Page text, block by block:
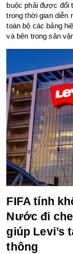
buộc phải được đổi
trong thời gian diễn
toàn bộ các bảng
và bên trong sân
FIFA tính
Nước đi
giúp Levi’s
thông